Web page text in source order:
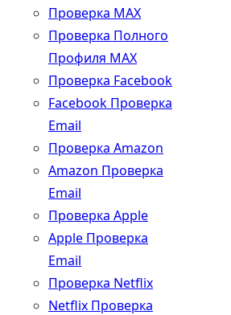
Проверка MAX
Проверка Полного
Профиля MAX
Проверка Facebook
Facebook Проверка
Email
Проверка Amazon
Amazon Проверка
Email
Проверка Apple
Apple Проверка
Email
Проверка Netflix
Netflix Проверка